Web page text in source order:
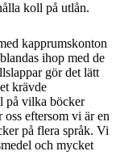
koll på utlån.
kapprumskonton
ihop med de
gör det lätt
krävde
på vilka böcker
eftersom vi är en
på flera språk. Vi
och mycket